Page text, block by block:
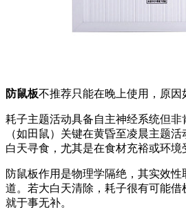
防鼠板不推荐只能在晚上使用，原因
耗子主题活动具备自主神经系统但非
（如田鼠）关键在黄昏至凌晨主题
白天寻食，尤其是在食材充裕或环境
防鼠板作用是物理学隔绝，其实效
道。若大白天清除，耗子很有可能
就于事无补。